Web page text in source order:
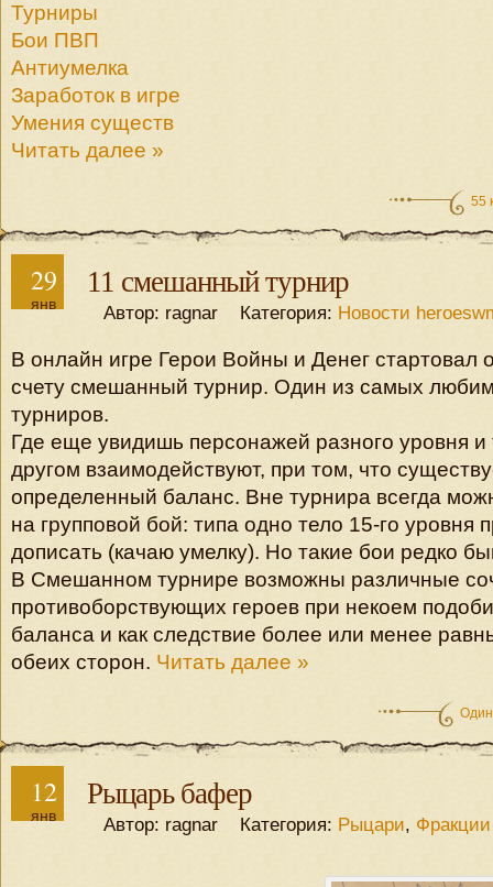
Турниры
Бои ПВП
Антиумелка
Заработок в игре
Умения существ
Читать далее »
55
29
янв
11 смешанный турнир
Автор: ragnar Категория: Новости
В онлайн игре Герои Войны и Денег стартовал
счету смешанный турнир. Один из самых
турниров.
Где еще увидишь персонажей разного уровня и
другом взаимодействуют, при том, что
определенный баланс. Вне турнира всегда
на групповой бой: типа одно тело 15-го уровня
дописать (качаю умелку). Но такие бои редко
В Смешанном турнире возможны различные
противоборствующих героев при некоем
баланса и как следствие более или менее
обеих сторон. Читать далее »
12
янв
Рыцарь бафер
Автор: ragnar Категория: Рыцари, Фракции